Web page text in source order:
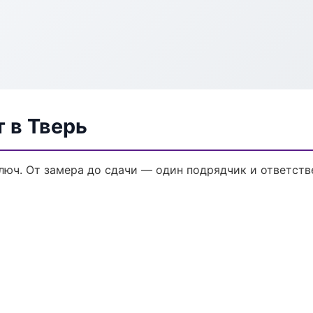
в Тверь
От замера до сдачи — один подрядчик и